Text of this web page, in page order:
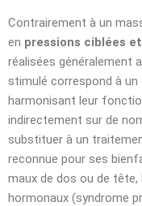
Contrairement à un
en pressions ciblées
réalisées généralement
stimulé correspond à
harmonisant leur
indirectement sur de
substituer à un
reconnue pour ses
maux de dos ou de
hormonaux (syndrome